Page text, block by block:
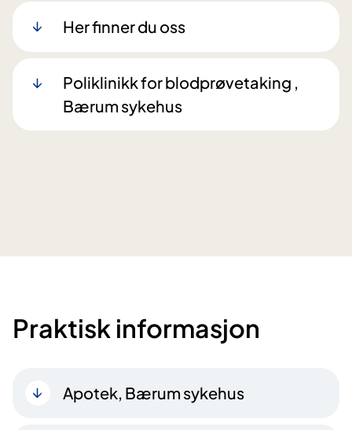
Her finner du oss
Poliklinikk for blodprøvetaking ,
Bærum sykehus
Praktisk informasjon
Apotek, Bærum sykehus